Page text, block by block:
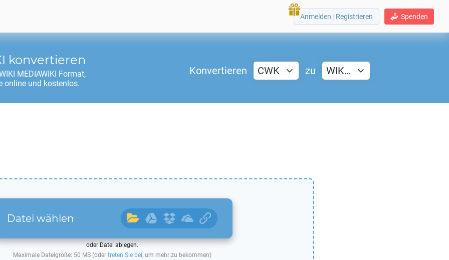
Spenden
Anmelden | Registrieren
konvertieren
MEDIAWIKI Format,
online und kostenlos.
Konvertieren CWK zu WIK…
Datei wählen
oder Datei ablegen.
Maximale Dateigröße: 50 MB (oder treten Sie bei, um mehr zu bekommen)